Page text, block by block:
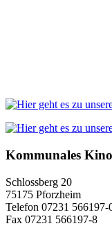
Kommunales
Schlossberg 20
75175 Pforzheim
Telefon 07231 566197-
Fax 07231 566197-8